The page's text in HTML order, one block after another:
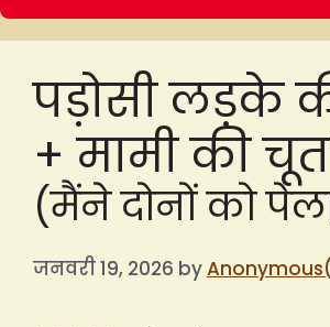
पड़ोसी लड़के
+ मामी की चूत
(मैंने दोनों को
जनवरी 19, 2026 by